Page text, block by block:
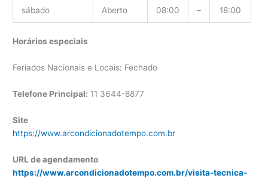
sábado Aberto 08:00 – 18:00
Horários especiais
Feriados Nacionais e Locais: Fechado
Telefone Principal: 11 3644-8877
Site
https://www.arcondicionadotempo.com.br
URL de agendamento
https://www.arcondicionadotempo.com.br/visita-tecnica-